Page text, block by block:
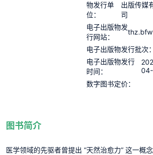
物发行单
位：
出版传媒
司
电子出版物发
行网站：
电子出版物发行批次
电子出版物发行
时间：
数字图书定价：
图书简介
医学领域的先驱者曾提出 “天然治愈力” 这一概